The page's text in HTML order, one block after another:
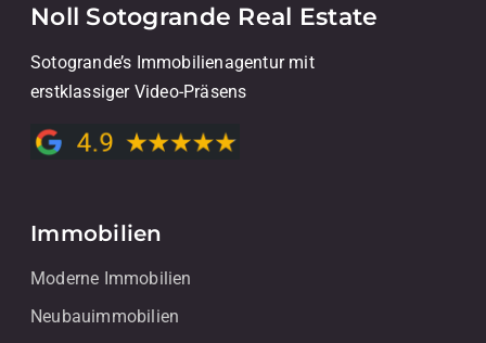
Noll Sotogrande Real Estate
Sotogrande’s Immobilienagentur mit
erstklassiger Video-Präsens
Immobilien
Moderne Immobilien
Neubauimmobilien